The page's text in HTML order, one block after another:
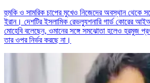
হুমকি ও সামরিক চাপের মুখেও নিজেদের অবস্থান থেকে
ইরান। দেশটির ইসলামিক রেভল্যুশনারি গার্ড কোরের
মোহেবি বলেছেন, ওমানের সঙ্গে সমঝোতা হলেও হরমুজ
তার ওপর নির্ভর করছে না।